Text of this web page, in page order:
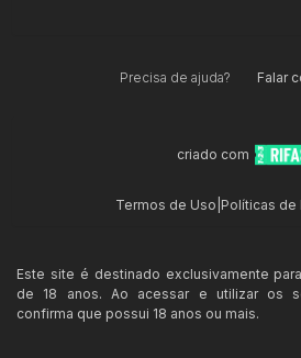
Precisa de ajuda? Falar
criado com
Termos de Uso Políticas de
Este site é destinado exclusivamente
de 18 anos. Ao acessar e utilizar os
confirma que possui 18 anos ou mais.